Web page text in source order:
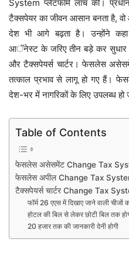
System प्लेटफॉर्म लांच की।
टैक्सपेयर का जीवन आसान बनता है, वो
देश भी आगे बढ़ता है। उन्होंने
आॅनेस्ट के जरिए तीन बड़े कर
और टैक्सपेयर्स चार्टर। फेसलेस
तत्काल प्रभाव से लागू हो गए हैं।
देश-भर में नागरिकों के लिए उपलब्ध हो
Table of Contents
फेसलेस असेसमेंट Change Tax
फेसलेस अपील Change Tax
टैक्सपेयर्स चार्टर Change Tax
फॉर्म 26 एएस में दिखाए जाने वाली चीजों
होटल की बिल से लेकर छोटी बिल तक
20 हजार तक की जानकारी देनी होगी